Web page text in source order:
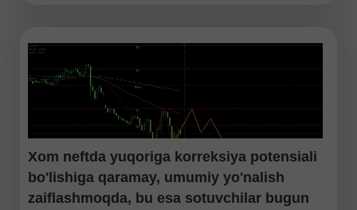
Xom neftda yuqoriga korreksiya potensiali
bo'lishiga qaramay, umumiy yo'nalish
zaiflashmoqda, bu esa sotuvchilar bugun